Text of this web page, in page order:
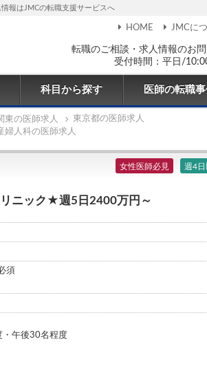
報はJMCの転職支援サービスへ
転職のご相談・求人情報のお
受付時間：平日/
HOME JMCに
科目から探す 医師の転職事
東の医師求人
東京都の医師求人
婦人科の医師求人
女性医師必見 週4日
ニック★週5日2400万円～
須
・午後30名程度